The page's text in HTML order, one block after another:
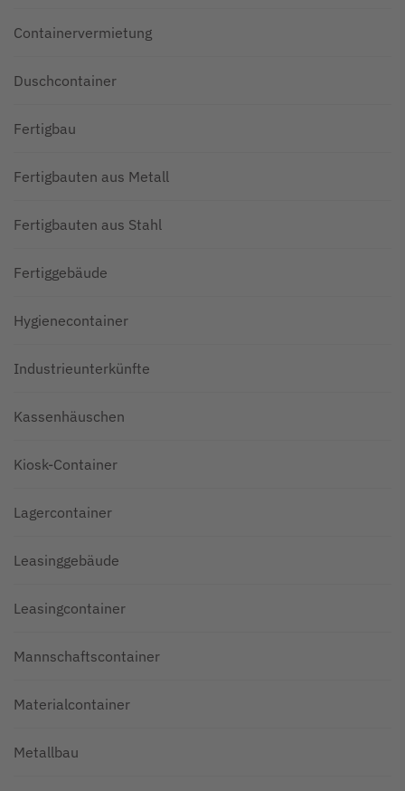
Containervermietung
Duschcontainer
Fertigbau
Fertigbauten aus Metall
Fertigbauten aus Stahl
Fertiggebäude
Hygienecontainer
Industrieunterkünfte
Kassenhäuschen
Kiosk-Container
Lagercontainer
Leasinggebäude
Leasingcontainer
Mannschaftscontainer
Materialcontainer
Metallbau